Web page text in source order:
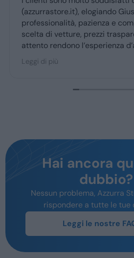
elogiando Giuseppe per la sua
pazienza e competenza. Ampia
prezzi trasparenti e servizio
l’esperienza d’acquisto fluida e
maggior parte degli utenti.
Hai ancora
dubbio?
Nessun problema, Azzurra
rispondere a tutte le tue
Leggi le nostre